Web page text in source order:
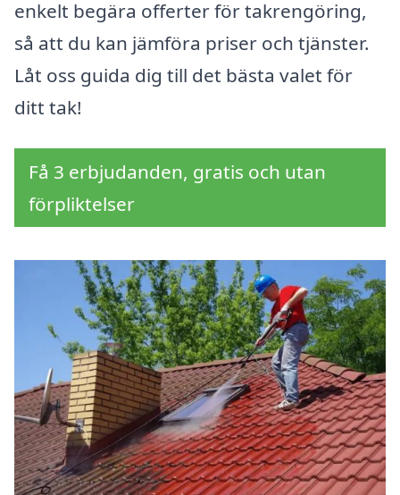
enkelt begära offerter för takrengöring,
så att du kan jämföra priser och tjänster.
Låt oss guida dig till det bästa valet för
ditt tak!
Få 3 erbjudanden, gratis och utan
förpliktelser